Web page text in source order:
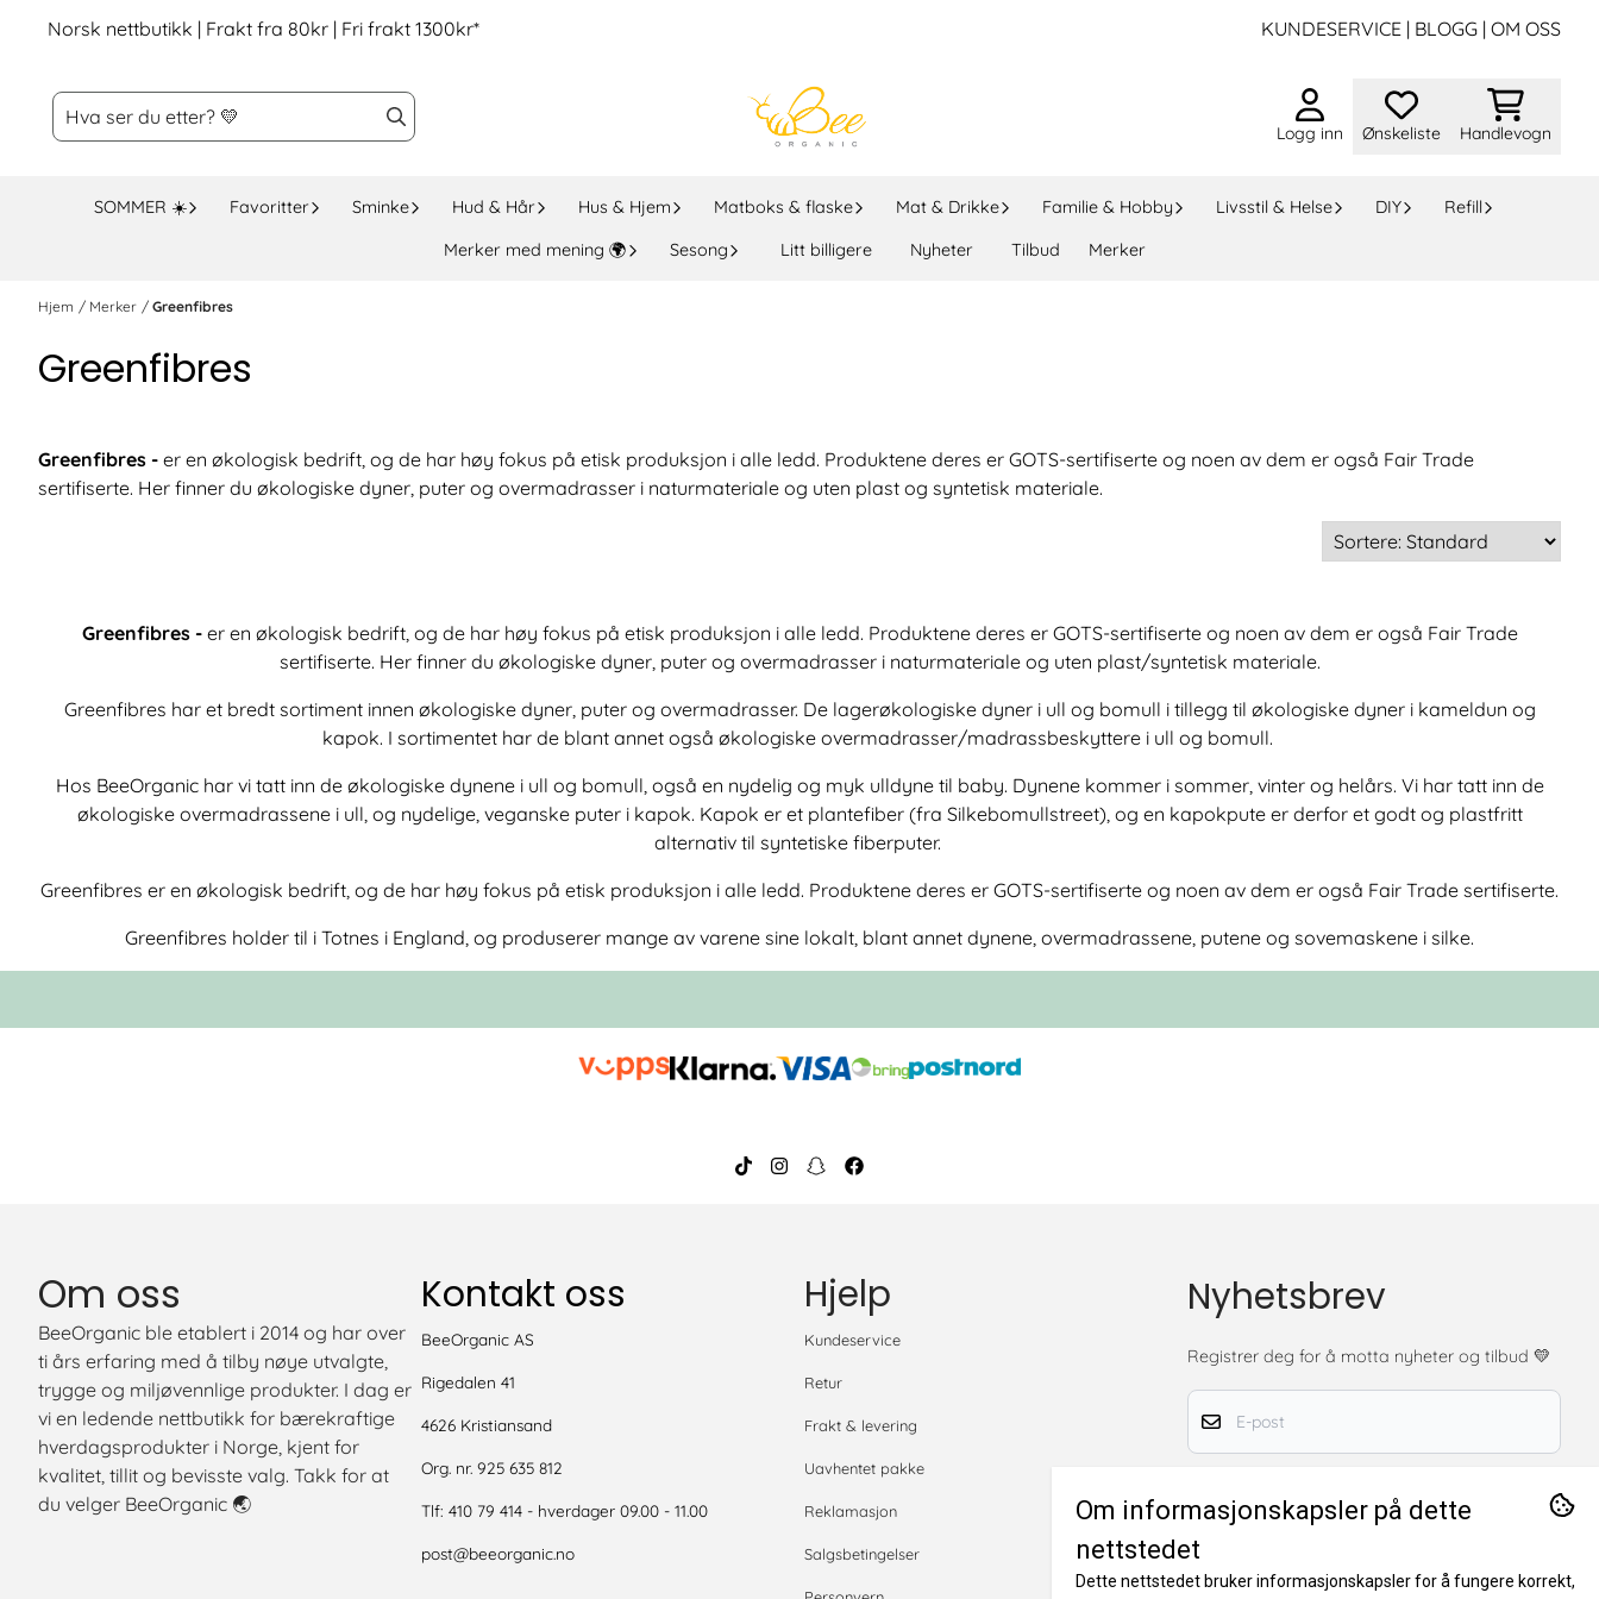
Hopp til innhold
Norsk nettbutikk | Frakt fra 80kr | Fri frakt 1300kr* KUNDESERVICE | BLOGG | OM OSS
Logg inn Ønskeliste Handlevogn
SOMMER ☀️ Favoritter Sminke Hud & Hår Hus & Hjem Matboks & flaske Mat & Drikke Familie & Hobby Livsstil & Helse DIY
Refill
Merker med mening 🌍
Sesong Litt billigere Nyheter Tilbud Merker
Hjem / Merker / Greenfibres
Greenfibres
Greenfibres - er en økologisk bedrift, og de har høy fokus på etisk produksjon i alle ledd. Produktene deres er GOTS-sertifiserte og noen av dem er også Fair Trade
sertifiserte. Her finner du økologiske dyner, puter og overmadrasser i naturmateriale og uten plast og syntetisk materiale.
Greenfibres - er en økologisk bedrift, og de har høy fokus på etisk produksjon i alle ledd. Produktene deres er GOTS-sertifiserte og noen av dem er også Fair Trade
sertifiserte. Her finner du økologiske dyner, puter og overmadrasser i naturmateriale og uten plast/syntetisk materiale.
Greenfibres har et bredt sortiment innen økologiske dyner, puter og overmadrasser. De lagerøkologiske dyner i ull og bomull i tillegg til økologiske dyner i kameldun og
kapok. I sortimentet har de blant annet også økologiske overmadrasser/madrassbeskyttere i ull og bomull.
Hos BeeOrganic har vi tatt inn de økologiske dynene i ull og bomull, også en nydelig og myk ulldyne til baby. Dynene kommer i sommer, vinter og helårs. Vi har tatt inn de
økologiske overmadrassene i ull, og nydelige, veganske puter i kapok. Kapok er et plantefiber (fra Silkebomullstreet), og en kapokpute er derfor et godt og plastfritt
alternativ til syntetiske fiberputer.
Greenfibres er en økologisk bedrift, og de har høy fokus på etisk produksjon i alle ledd. Produktene deres er GOTS-sertifiserte og noen av dem er også Fair Trade sertifiserte.
Greenfibres holder til i Totnes i England, og produserer mange av varene sine lokalt, blant annet dynene, overmadrassene, putene og sovemaskene i silke.
Om oss
BeeOrganic ble etablert i 2014 og har over
ti års erfaring med å tilby nøye utvalgte,
trygge og miljøvennlige produkter. I dag er
vi en ledende nettbutikk for bærekraftige
hverdagsprodukter i Norge, kjent for
kvalitet, tillit og bevisste valg. Takk for at
du velger BeeOrganic 🌏
Kontakt oss
BeeOrganic AS
Rigedalen 41
4626 Kristiansand
Org. nr. 925 635 812
Tlf: 410 79 414 - hverdager 09.00 - 11.00
post@beeorganic.no
Hjelp
Kundeservice
Retur
Frakt & levering
Uavhentet pakke
Reklamasjon
Salgsbetingelser
Nyhetsbrev
Registrer deg for å motta nyheter og tilbud 💛
E-post
Registrer deg nå
Om informasjonskapsler på dette
nettstedet
Dette nettstedet bruker informasjonskapsler for å fungere korrekt,